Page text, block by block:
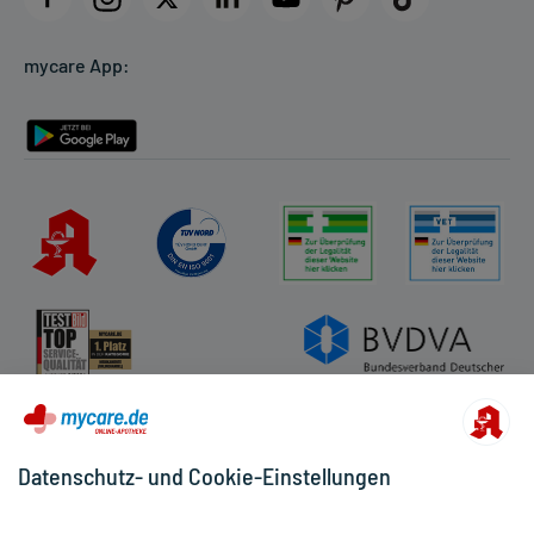
Rückgabe/Widerruf
mycare App:
Datenschutz- und Cookie-Einstellungen